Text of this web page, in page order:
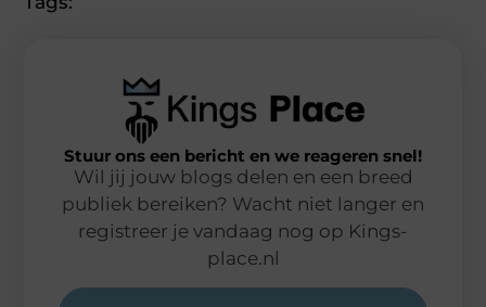
Stuur ons een bericht en we reageren snel!
Wil jij jouw blogs delen en een breed
publiek bereiken? Wacht niet langer en
registreer je vandaag nog op Kings-
place.nl